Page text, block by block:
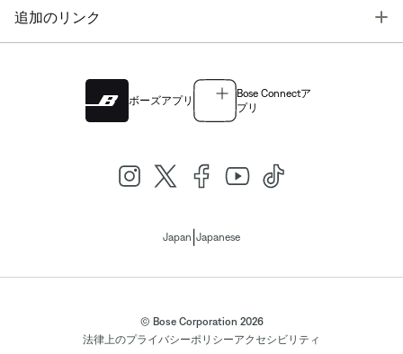
追加のリンク
ボーズアプリ
Bose Connectア
プリ
Japan Japanese
© Bose Corporation 2026
法律上のプライバシーポリシーアクセシビリティ